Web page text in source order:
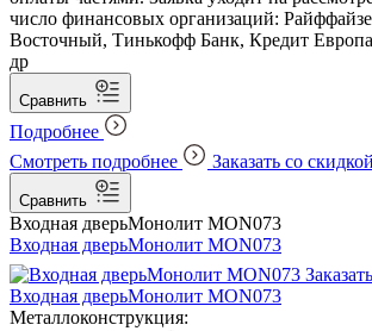
число финансовых организаций:
Восточный, Тинькофф Банк, Кредит Европа
др
Сравнить
Подробнее
Смотреть подробнее
Заказать со скидкой
Сравнить
Входная дверьМонолит MON073
Входная дверьМонолит MON073
Входная дверьМонолит MON073
Металлоконструкция: